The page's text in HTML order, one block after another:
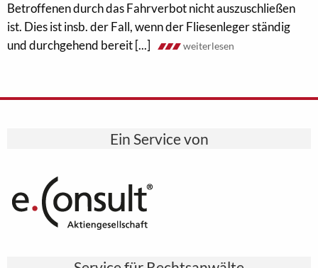
Betroffenen durch das Fahrverbot nicht auszuschließen
ist. Dies ist insb. der Fall, wenn der Fliesenleger ständig
und durchgehend bereit [...]
weiterlesen
Ein Service von